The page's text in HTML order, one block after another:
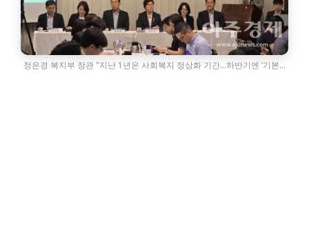
정은경 복지부 장관 "지난 1년은 사회복지 정상화 기간…하반기엔 ‘기본…